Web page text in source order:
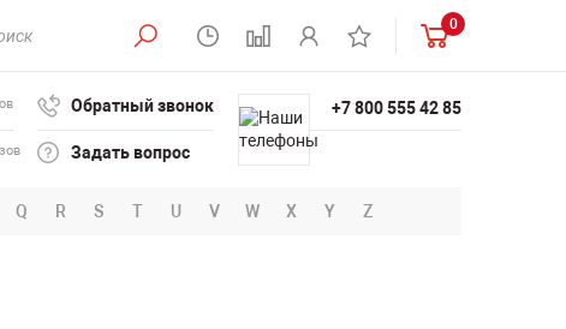
0
Обратный звонок
Задать вопрос
+7 800 555 42 85
Q R S T U V W X Y Z